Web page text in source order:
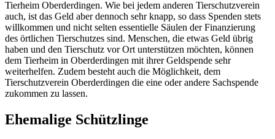
Tierheim Oberderdingen. Wie bei jedem anderen Tierschutzverein
auch, ist das Geld aber dennoch sehr knapp, so dass Spenden stets
willkommen und nicht selten essentielle Säulen der Finanzierung
des örtlichen Tierschutzes sind. Menschen, die etwas Geld übrig
haben und den Tierschutz vor Ort unterstützen möchten, können
dem Tierheim in Oberderdingen mit ihrer Geldspende sehr
weiterhelfen. Zudem besteht auch die Möglichkeit, dem
Tierschutzverein Oberderdingen die eine oder andere Sachspende
zukommen zu lassen.
Ehemalige Schützlinge